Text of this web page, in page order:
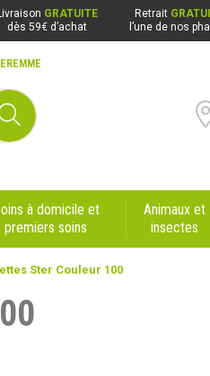
GRATUITE
dès 59€ d’achat
Retrait
l’une de nos
à domicile et
premiers soins
Animaux et
insectes
Ster Couleur 100